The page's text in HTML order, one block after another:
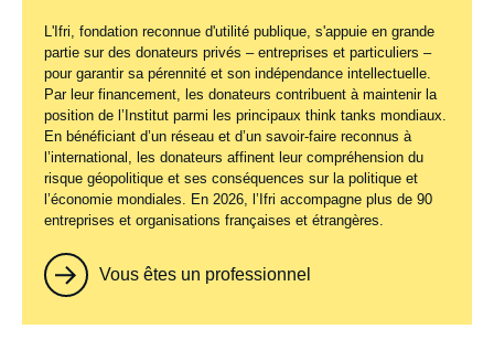
L'Ifri, fondation reconnue d'utilité publique, s'appuie en grande
partie sur des donateurs privés – entreprises et particuliers –
pour garantir sa pérennité et son indépendance intellectuelle.
Par leur financement, les donateurs contribuent à maintenir la
position de l’Institut parmi les principaux think tanks mondiaux.
En bénéficiant d’un réseau et d’un savoir-faire reconnus à
l’international, les donateurs affinent leur compréhension du
risque géopolitique et ses conséquences sur la politique et
l’économie mondiales. En 2026, l’Ifri accompagne plus de 90
entreprises et organisations françaises et étrangères.
Vous êtes un professionnel